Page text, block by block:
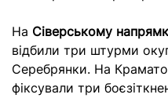
На Сіверському
відбили три штурми
Серебрянки. На
фіксували три